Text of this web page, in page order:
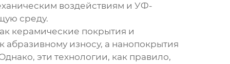
воздействиям и УФ-
среду.
керамические покрытия и
износу, а нанопокрытия
эти технологии, как правило,